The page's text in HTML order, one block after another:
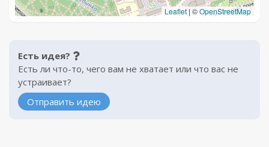
Leaflet | ©OpenStreetMap
Есть идея?
Есть ли что-то, чего вам не хватает или что вас не
устраивает?
Отправить идею